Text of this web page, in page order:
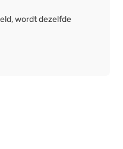
wordt dezelfde